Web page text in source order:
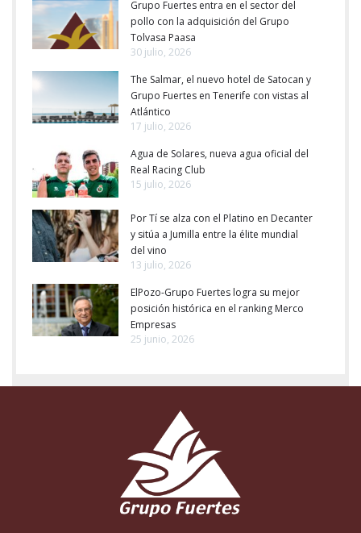
Grupo Fuertes entra en el sector del
pollo con la adquisición del Grupo
Tolvasa Paasa
30 julio, 2026
The Salmar, el nuevo hotel de Satocan y
Grupo Fuertes en Tenerife con vistas al
Atlántico
17 julio, 2026
Agua de Solares, nueva agua oficial del
Real Racing Club
15 julio, 2026
Por Tí se alza con el Platino en Decanter
y sitúa a Jumilla entre la élite mundial
del vino
13 julio, 2026
ElPozo-Grupo Fuertes logra su mejor
posición histórica en el ranking Merco
Empresas
25 junio, 2026